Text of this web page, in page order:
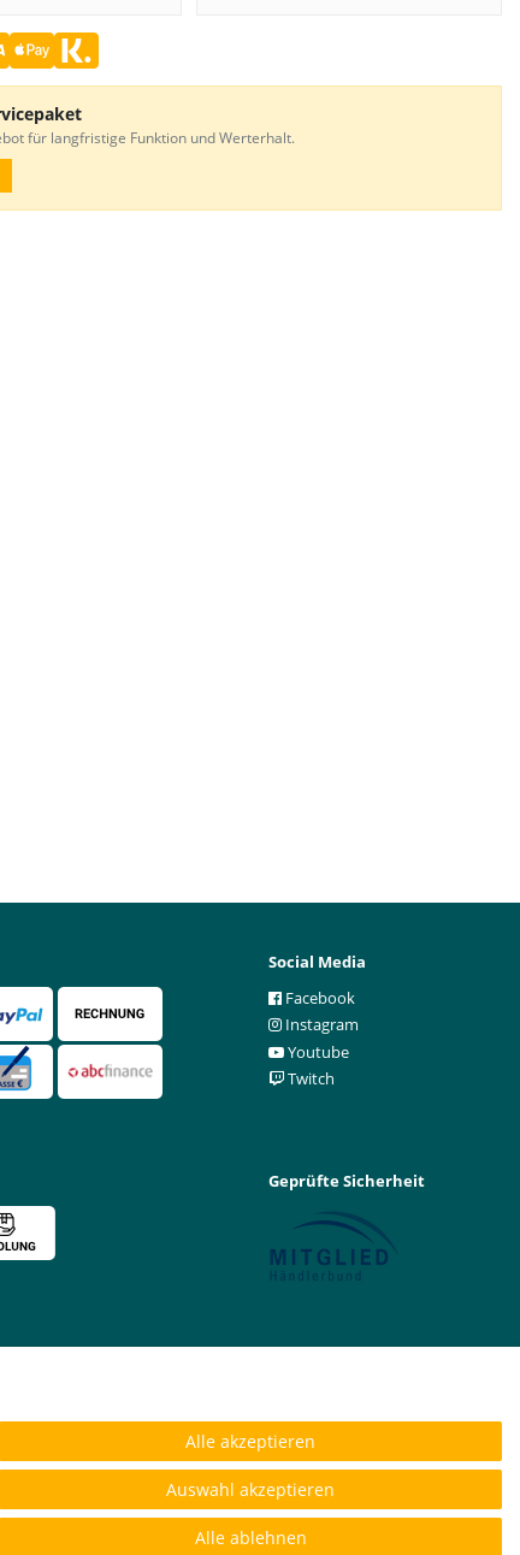
Alle akzeptieren
Auswahl akzeptieren
Alle ablehnen
für langfristige Funktion und Werterhalt.
Social Media
Facebook
Instagram
Youtube
Twitch
Geprüfte Sicherheit